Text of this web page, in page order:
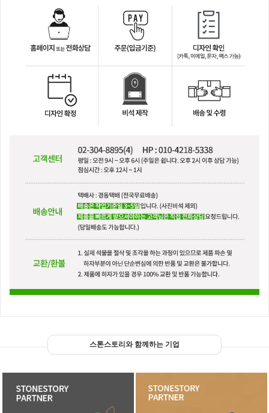
스톤스토리와 함께하는 기업